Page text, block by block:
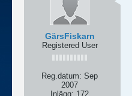
GärsFiskarn
Registered User
Reg.datum: Sep
2007
Inlägg: 172